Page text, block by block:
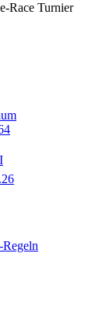
Race Turnier